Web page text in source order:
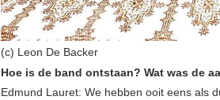
(c) Leon De Backer
Hoe is de band ontstaan? Wat was de
Edmund Lauret: We hebben ooit eens als